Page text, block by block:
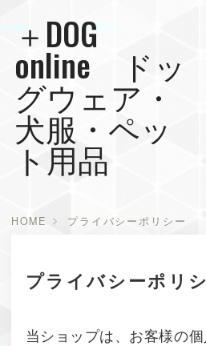
＋DOG
online ドッ
グウェア・
犬服・ペッ
ト用品
HOME プライバシーポリシー
プライバシーポリ
当ショップは、お客様の